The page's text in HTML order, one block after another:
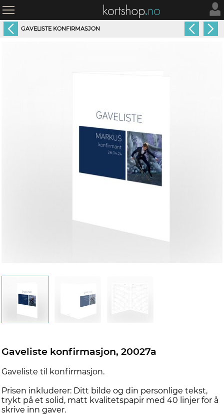
GAVELISTE KONFIRMASJON
Gaveliste konfirmasjon, 20027a
Gaveliste til konfirmasjon.
Prisen inkluderer: Ditt bilde og din personlige tekst,
trykt på et solid, matt kvalitetspapir med 40 linjer for å
skrive inn gaver.